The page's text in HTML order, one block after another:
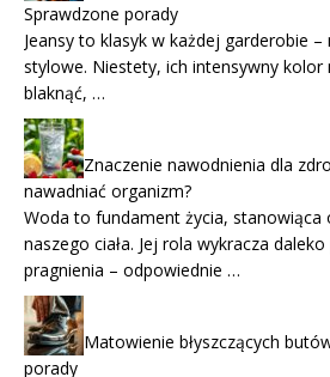
Sprawdzone porady
Jeansy to klasyk w każdej garderobie
stylowe. Niestety, ich intensywny kolor
blaknąć, …
Znaczenie nawodnienia dla
nawadniać organizm?
Woda to fundament życia, stanowiąca
naszego ciała. Jej rola wykracza
pragnienia – odpowiednie …
Matowienie błyszczących
porady